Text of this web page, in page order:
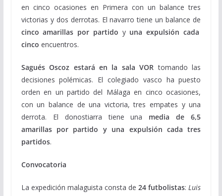
en cinco ocasiones en Primera con un balance tres
victorias y dos derrotas. El navarro tiene un balance de
cinco amarillas por partido y una expulsión cada
cinco encuentros.
Sagués Oscoz estará en la sala VOR tomando las
decisiones polémicas. El colegiado vasco ha puesto
orden en un partido del Málaga en cinco ocasiones,
con un balance de una victoria, tres empates y una
derrota. El donostiarra tiene una media de 6,5
amarillas por partido y una expulsión cada tres
partidos.
Convocatoria
La expedición malaguista consta de 24 futbolistas: Luis